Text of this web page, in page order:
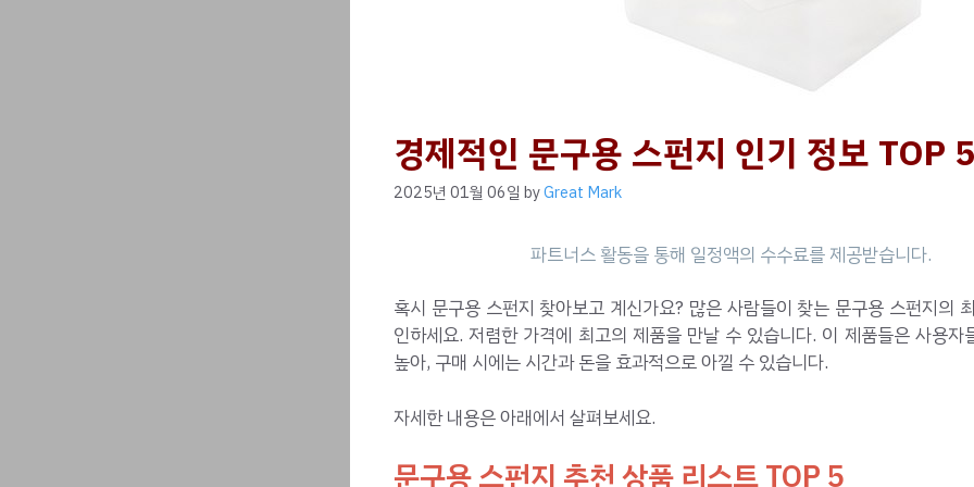
경제적인 문구용 스펀지 인기 정보 TOP 5
2025년 01월 06일 byGreat Mark
혹시 문구용 스펀지 찾아보고 계신가요? 많은 사람들이 찾는 문구용 스펀지의
인하세요. 저렴한 가격에 최고의 제품을 만날 수 있습니다. 이 제품들은 사용자
높아, 구매 시에는 시간과 돈을 효과적으로 아낄 수 있습니다.
자세한 내용은 아래에서 살펴보세요.
문구용 스펀지 추천 상품 리스트 TOP 5